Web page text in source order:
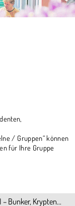
/ Gruppen“ können
für Ihre Gruppe